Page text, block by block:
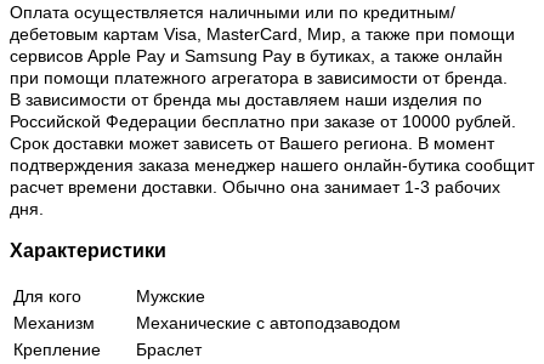
Оплата осуществляется наличными или по кредитным/
дебетовым картам Visa, MasterCard, Мир, а также при помощи
сервисов Apple Pay и Samsung Pay в бутиках, а также онлайн
при помощи платежного агрегатора в зависимости от бренда.
В зависимости от бренда мы доставляем наши изделия по
Российской Федерации бесплатно при заказе от 10000 рублей.
Срок доставки может зависеть от Вашего региона. В момент
подтверждения заказа менеджер нашего онлайн-бутика сообщит
расчет времени доставки. Обычно она занимает 1-3 рабочих
дня.
Характеристики
Для кого
Мужские
Механизм
Механические с автоподзаводом
Крепление
Браслет